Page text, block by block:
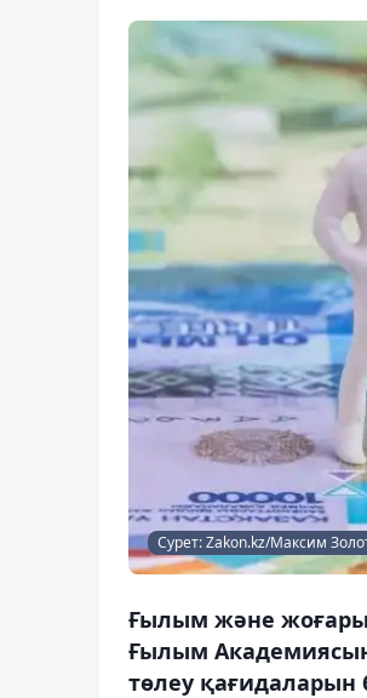
Сурет: Zakon.kz/Максим
Ғылым және жоғары
Ғылым
төлеу қағидаларын